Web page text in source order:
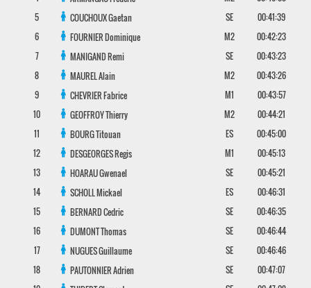
5
COUCHOUXGaetan SE
00:41:39
6
FOURNIERDominique M2
00:42:23
7
MANIGANDRemi SE
00:43:23
8
MAURELAlain M2
00:43:26
9
CHEVRIERFabrice M1
00:43:57
10
GEOFFROYThierry M2
00:44:21
11
BOURGTitouan ES
00:45:00
12
DESGEORGESRegis M1
00:45:13
13
HOARAUGwenael SE
00:45:21
14
SCHOLLMickael ES
00:46:31
15
BERNARDCedric SE
00:46:35
16
DUMONTThomas SE
00:46:44
17
NUGUESGuillaume SE
00:46:46
18
PAUTONNIERAdrien SE
00:47:07